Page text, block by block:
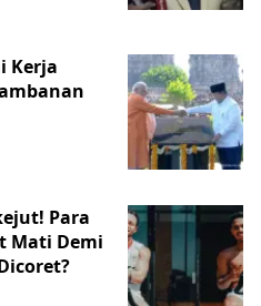
Kerja
Para
Mati Demi